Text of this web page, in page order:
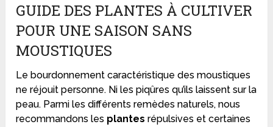
GUIDE DES PLANTES À CULTIVER
POUR UNE SAISON SANS
MOUSTIQUES
Le bourdonnement caractéristique des moustiques
ne réjouit personne. Ni les piqûres qu’ils laissent sur la
peau. Parmi les différents remèdes naturels, nous
recommandons les plantesrépulsives et certaines